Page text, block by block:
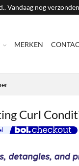
Vandaag nog
MERKEN
Curl